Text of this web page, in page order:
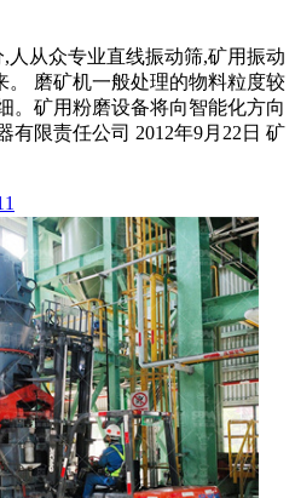
人从众专业直线振动筛,矿用振动
。 磨矿机一般处理的物料粒度较
。矿用粉磨设备将向智能化方向
有限责任公司 2012年9月22日 矿